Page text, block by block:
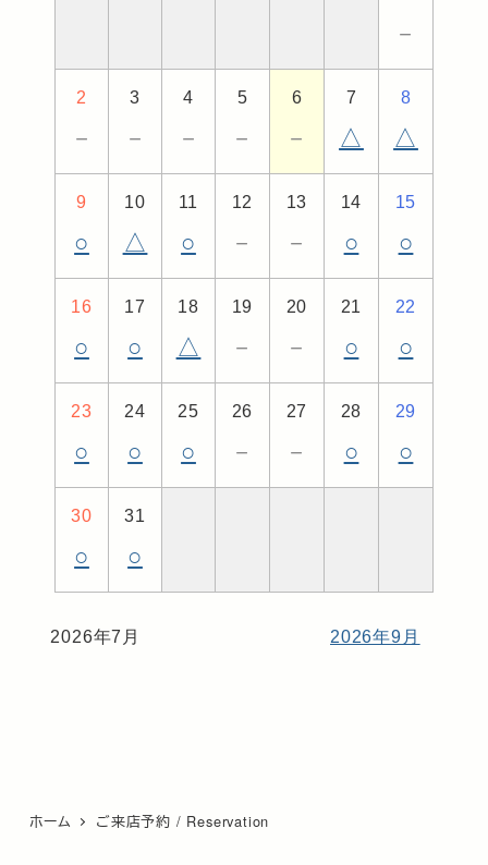
－
2
－
3
－
4
－
5
－
6
－
7
△
8
△
9
○
10
△
11
○
12
－
13
－
14
○
15
○
16
○
17
○
18
△
19
－
20
－
21
○
22
○
23
○
24
○
25
○
26
－
27
－
28
○
29
○
30
○
31
○
2026年7月 2026年9月
ホーム ご来店予約 / Reservation